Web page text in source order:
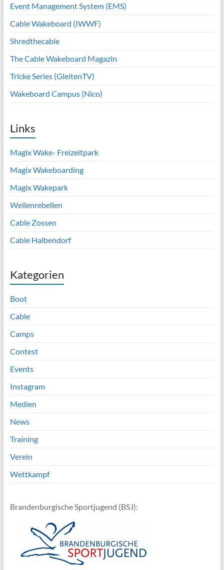
Event Management System (EMS)
Cable Wakeboard (IWWF)
Shredthecable
The Cable Wakeboard Magazin
Tricke Series (GleitenTV)
Wakeboard Campus (Nico)
Links
Magix Wake- Freizeitpark
Magix Wakeboarding
Magix Wakepark
Wellenrebellen
Cable Zossen
Cable Halbendorf
Kategorien
Boot
Cable
Camps
Contest
Events
Instagram
Medien
News
Training
Verein
Wettkampf
Brandenburgische Sportjugend (BSJ):